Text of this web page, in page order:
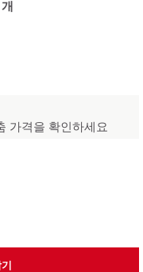
개
가격을 확인하세요